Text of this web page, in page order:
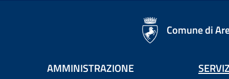
Comune di
AMMINISTRAZIONE